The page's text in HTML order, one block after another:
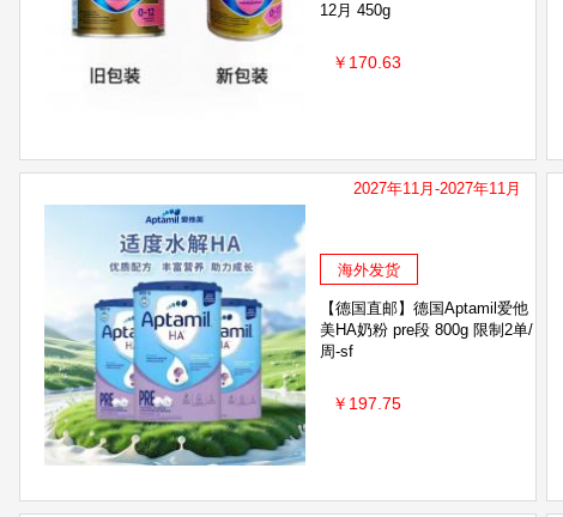
12月 450g
￥170.63
2027年11月-2027年11月
海外发货
【德国直邮】德国Aptamil爱他
美HA奶粉 pre段 800g 限制2单/
周-sf
￥197.75